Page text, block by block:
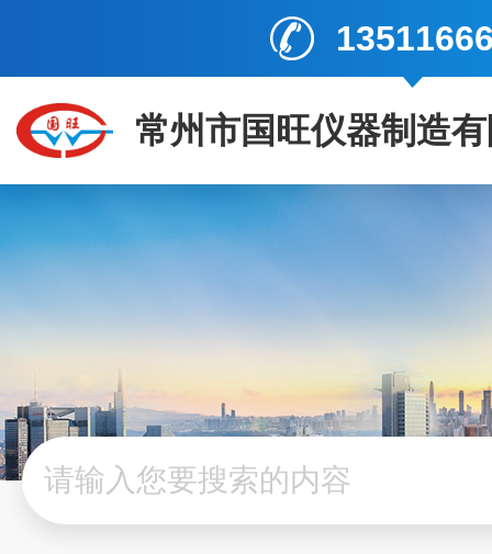
常州市国旺仪器制造